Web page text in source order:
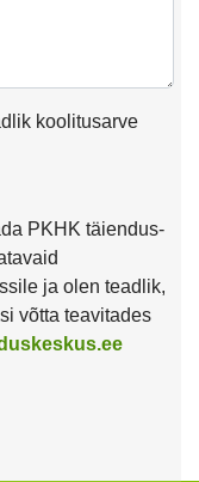
koolitusarve
PKHK täiendus-
ja olen teadlik,
võtta teavitades